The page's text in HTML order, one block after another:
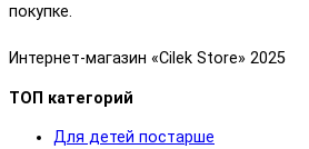
покупке.
Интернет-магазин «Cilek Store» 2025
ТОП категорий
Для детей постарше